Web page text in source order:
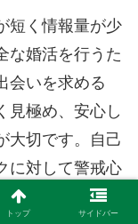
短く情報量が少
な婚活を行うた
会いを求める
見極め、安心し
大切です。自己
に対して警戒心
す。
トップ サイドバー